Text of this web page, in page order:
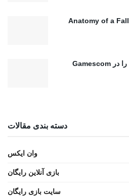
برنامه‌ای حول محور سگ فیلم Anatomy of a Fall
شایعه: Xbox بازی‌های بیشتری را در Gamescom
دسته بندی مقالات
وان ایکس
بازی آنلاین رایگان
سایت بازی رایگان